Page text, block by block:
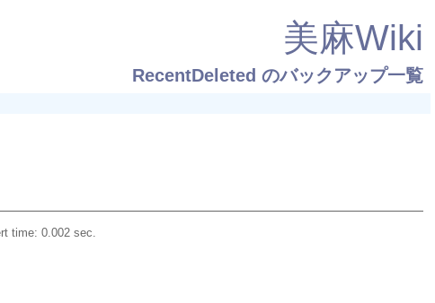
美麻Wiki
RecentDeleted のバックアップ一覧
time: 0.002 sec.